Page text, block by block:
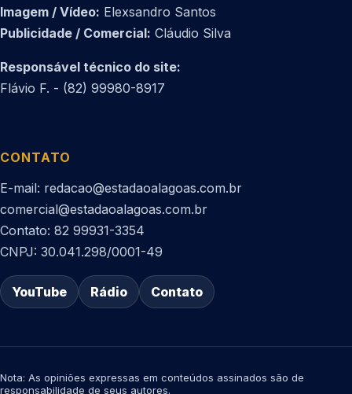
Imagem / Vídeo: Elexsandro Santos
Publicidade / Comercial: Cláudio Silva
Responsável técnico do site:
Flávio F. - (82) 99980-8917
CONTATO
E-mail: redacao@estadaoalagoas.com.br
comercial@estadaoalagoas.com.br
Contato: 82 99931-3354
CNPJ: 30.041.298/0001-49
YouTube Rádio Contato
Nota: As opiniões expressas em conteúdos assinados são de
responsabilidade de seus autores.